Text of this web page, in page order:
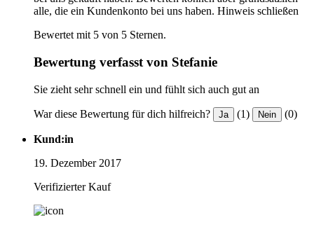
alle, die ein Kundenkonto bei uns haben. Hinweis schließen
Bewertet mit 5 von 5 Sternen.
Bewertung verfasst von Stefanie
Sie zieht sehr schnell ein und fühlt sich auch gut an
War diese Bewertung für dich hilfreich? Ja (1) Nein (0)
Kund:in
19. Dezember 2017
Verifizierter Kauf